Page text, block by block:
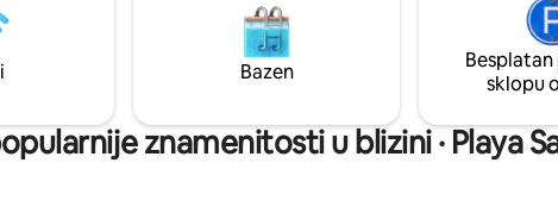
za odmor ili dugoročni boravak
uz uslugu satelitskog
spavaću sobu s bračnim
dostupnom za nekoga tko
Bazen
sklopu
znamenitosti u blizini · Playa